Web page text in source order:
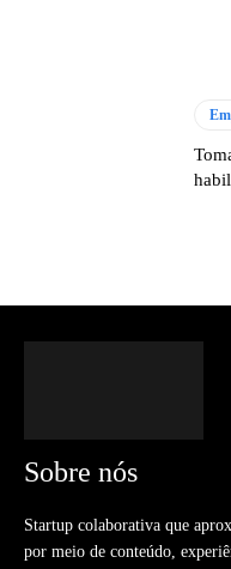
Sobre nós
Startup colaborativa que
por meio de conteúdo,